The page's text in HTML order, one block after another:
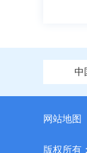
中
网站地图
版权所有